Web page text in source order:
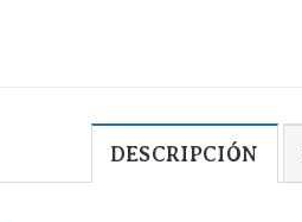
DESCRIPCIÓN